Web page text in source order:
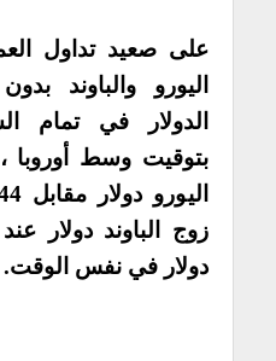
على صعيد تداول
اليورو والباوند
بتوقيت وسط أوروبا
دولار في نفس الوقت.